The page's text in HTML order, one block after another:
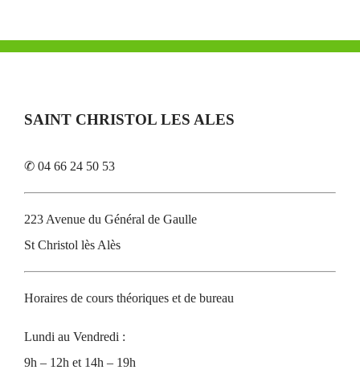
SAINT CHRISTOL LES ALES
✆ 04 66 24 50 53
223 Avenue du Général de Gaulle
St Christol lès Alès
Horaires de cours théoriques et de bureau
Lundi au Vendredi :
9h – 12h et 14h – 19h